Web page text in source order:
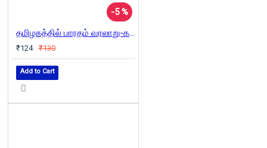
-5 %
தமிழகத்தில் பாரதம் வரலாறு-கதையாடல்
₹124 ₹130
Add to Cart